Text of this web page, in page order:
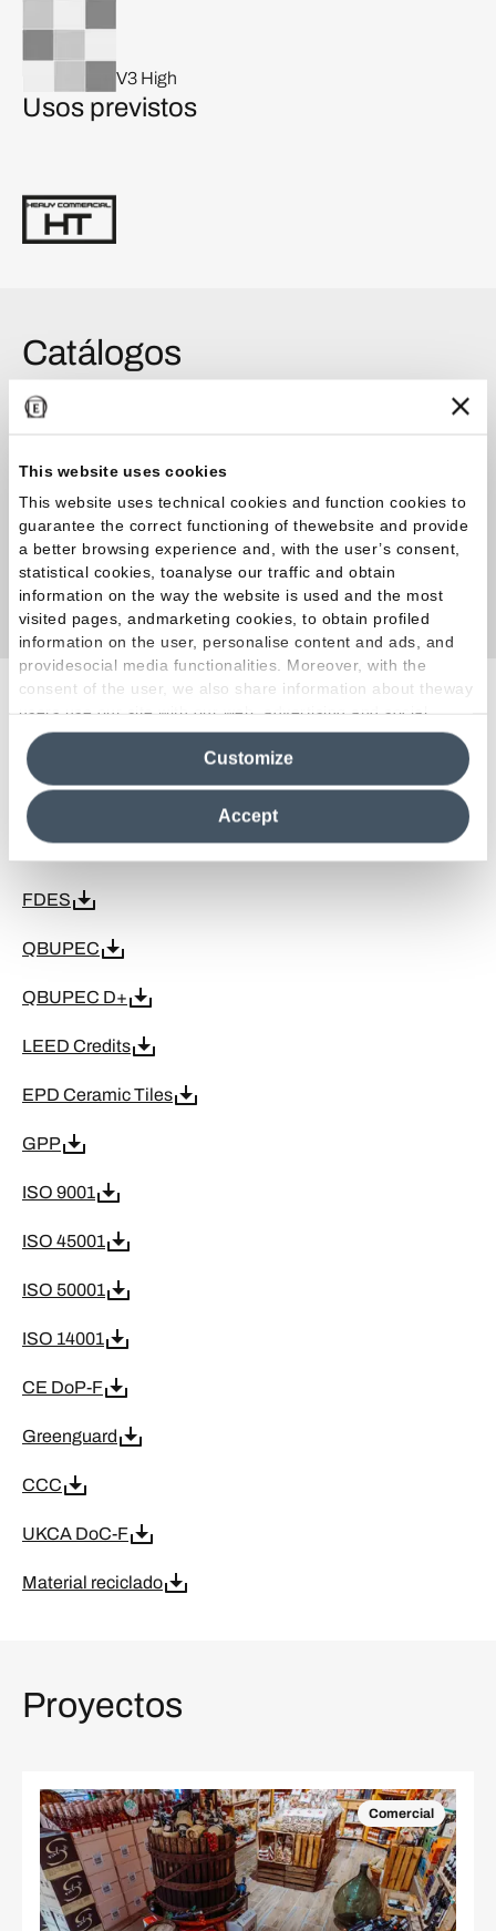
This website uses cookies
This website uses technical cookies and function cookies to
guarantee the correct functioning of thewebsite and provide
a better browsing experience and, with the user’s consent,
statistical cookies, toanalyse our traffic and obtain
information on the way the website is used and the most
visited pages, andmarketing cookies, to obtain profiled
information on the user, personalise content and ads, and
providesocial media functionalities. Moreover, with the
consent of the user, we also share information about theway
users use our site with our web, advertising and social
media analytics partners, who may combine itwith other
information in their possession. By closing this banner,
clicking on "Reject", it will be possible tocontinue browsing
the site after installing only technical cookies. For more
information see the
Cookie Policy
Accept
Customize
V3 High
Usos previstos
Catálogos
Ego Catalogo 2025.09
Folleto
Catalogo Alter-Ego 2024.04
Certificaciones
HPD - Ceramic Tiles
FDES
QBUPEC
QBUPEC D+
LEED Credits
EPD Ceramic Tiles
GPP
ISO 9001
ISO 45001
ISO 50001
ISO 14001
CE DoP-F
Greenguard
CCC
UKCA DoC-F
Material reciclado
Proyectos
Comercial